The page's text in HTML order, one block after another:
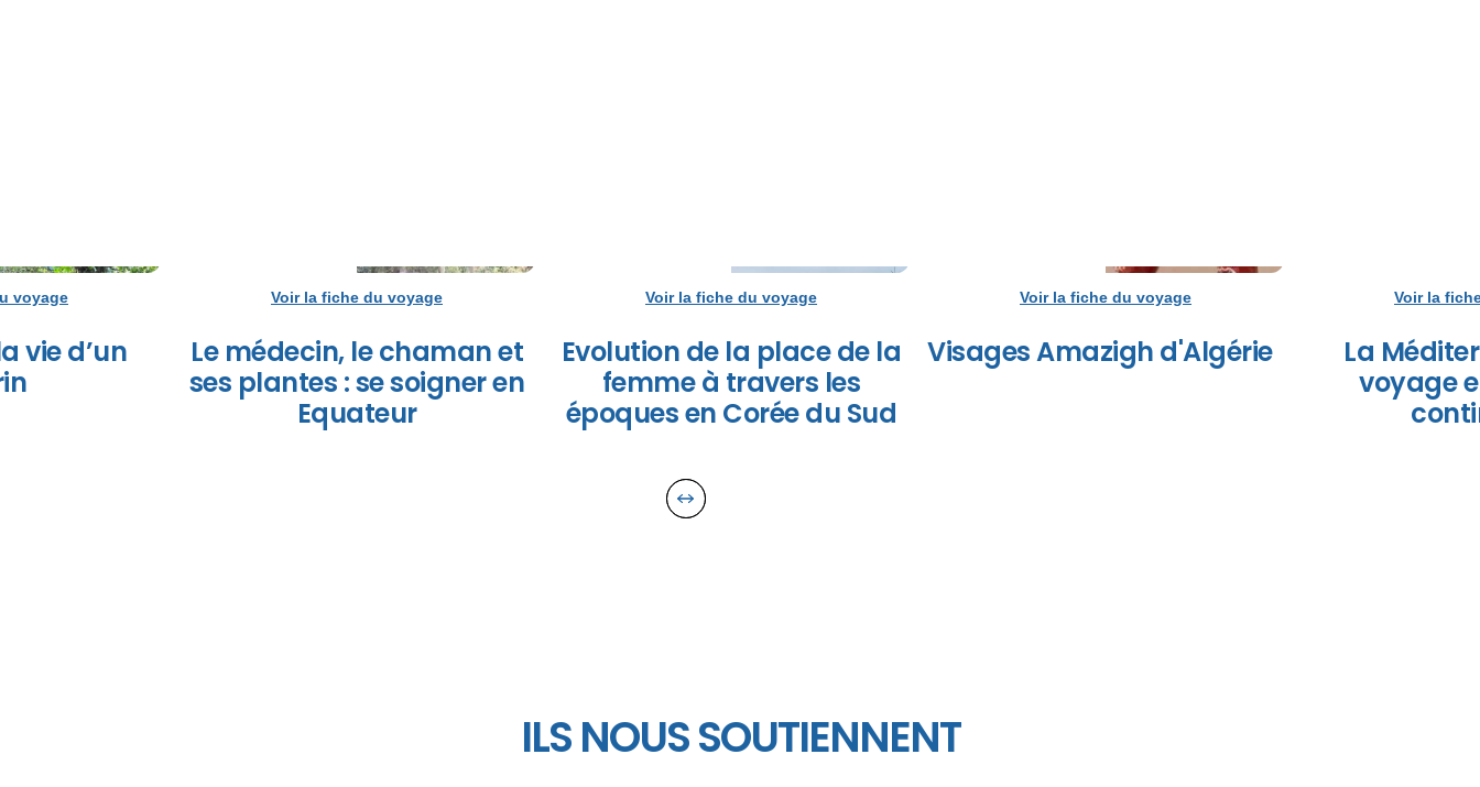
voyage
vie d’un
Voir la fiche du voyage
Le médecin, le chaman et
ses plantes : se soigner en
Equateur
Voir la fiche du voyage
Evolution de la place de la
femme à travers les
époques en Corée du Sud
Voir la fiche du voyage
Visages Amazigh d'Algérie
Voir la
La
voyage
ILS NOUS SOUTIENNENT